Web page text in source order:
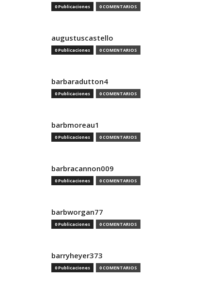
0 Publicaciones 0 COMENTARIOS
augustuscastello
0 Publicaciones 0 COMENTARIOS
barbaradutton4
0 Publicaciones 0 COMENTARIOS
barbmoreau1
0 Publicaciones 0 COMENTARIOS
barbracannon009
0 Publicaciones 0 COMENTARIOS
barbworgan77
0 Publicaciones 0 COMENTARIOS
barryheyer373
0 Publicaciones 0 COMENTARIOS